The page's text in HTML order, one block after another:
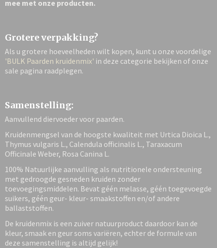
mee met onze producten.
Grotere verpakking?
Als u grotere hoeveelheden wilt kopen, kunt u onze voordelige
'BULK Paarden kruidenmix' in deze categorie bekijken of onze
sale pagina raadplegen.
Samenstelling:
Aanvullend diervoeder voor paarden.
Kruidenmengsel van de hoogste kwaliteit met Urtica Dioica L.,
Thymus vulgaris L., Calendula officinalis L., Taraxacum
Officinale Weber, Rosa Canina L.
100% Natuurlijke aanvulling als nutritionele ondersteuning
met gedroogde gesneden kruiden zonder
toevoegingsmiddelen. Bevat géén melasse, géén toegevoegde
suikers, géén geur- kleur- smaakstoffen en/of andere
ballaststoffen.
De kruidenmix is een zuiver natuurproduct daardoor kan de
kleur, smaak en geur soms variëren, echter de formule van
deze samenstelling is altijd gelijk!